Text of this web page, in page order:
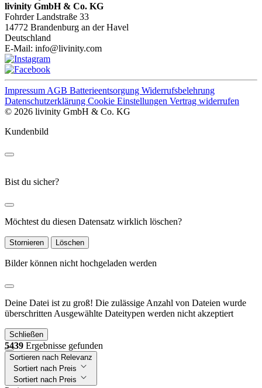
livinity GmbH & Co. KG
Fohrder Landstraße 33
14772 Brandenburg an der Havel
Deutschland
E-Mail: info@livinity.com
Impressum AGB Batterieentsorgung Widerrufsbelehrung
Datenschutzerklärung Cookie Einstellungen Vertrag widerrufen
© 2026 livinity GmbH & Co. KG
Kundenbild
Bist du sicher?
Möchtest du diesen Datensatz wirklich löschen?
Stornieren Löschen
Bilder können nicht hochgeladen werden
Deine Datei ist zu groß! Die zulässige Anzahl von Dateien wurde
überschritten Ausgewählte Dateitypen werden nicht akzeptiert
Schließen
5439 Ergebnisse gefunden
Sortieren nach Relevanz
Sortiert nach Preis
Sortiert nach Preis